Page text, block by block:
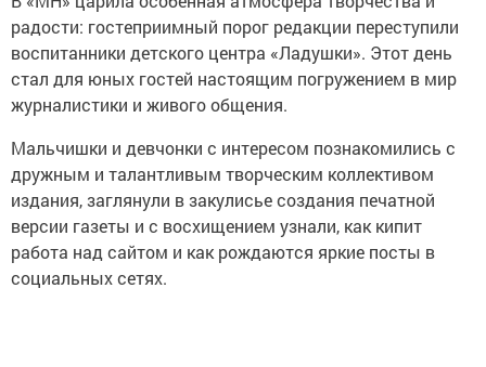
радости: гостеприимный порог редакции переступили
воспитанники детского центра «Ладушки». Этот день
стал для юных гостей настоящим погружением в мир
журналистики и живого общения.
Мальчишки и девчонки с интересом познакомились с
дружным и талантливым творческим коллективом
издания, заглянули в закулисье создания печатной
версии газеты и с восхищением узнали, как кипит
работа над сайтом и как рождаются яркие посты в
социальных сетях.